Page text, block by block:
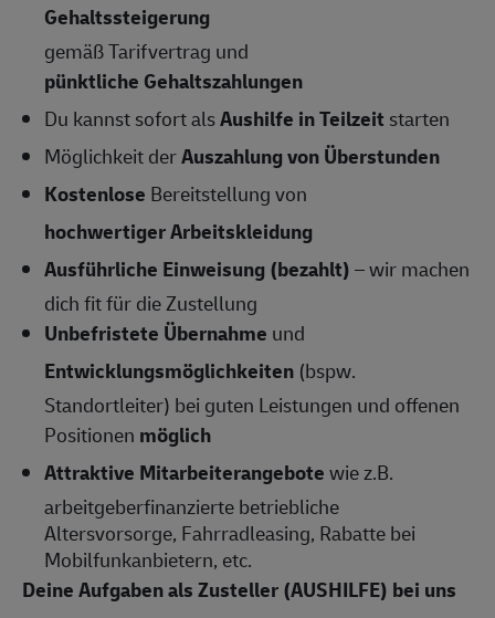
Gehaltssteigerung
gemäß Tarifvertrag und
pünktliche Gehaltszahlungen
Du kannst sofort alsAushilfe in Teilzeit starten
Möglichkeit derAuszahlung von Überstunden
Kostenlose Bereitstellung von
hochwertiger Arbeitskleidung
Ausführliche Einweisung (bezahlt)– wir machen
dich fit für die Zustellung
Unbefristete Übernahme und
Entwicklungsmöglichkeiten (bspw.
Standortleiter) bei guten Leistungen und offenen
Positionen möglich
Attraktive Mitarbeiterangebotewie z.B.
arbeitgeberfinanzierte betriebliche
Altersvorsorge, Fahrradleasing, Rabatte bei
Mobilfunkanbietern, etc.
Deine Aufgaben als Zusteller (AUSHILFE) bei uns